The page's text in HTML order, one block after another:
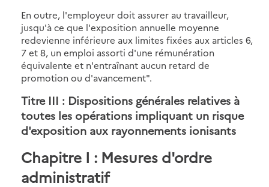
En outre, l'employeur doit assurer au travailleur,
jusqu'à ce que l'exposition annuelle moyenne
redevienne inférieure aux limites fixées aux articles 6,
7 et 8, un emploi assorti d'une rémunération
équivalente et n'entraînant aucun retard de
promotion ou d'avancement".
Titre III : Dispositions générales relatives à
toutes les opérations impliquant un risque
d'exposition aux rayonnements ionisants
Chapitre I : Mesures d'ordre
administratif